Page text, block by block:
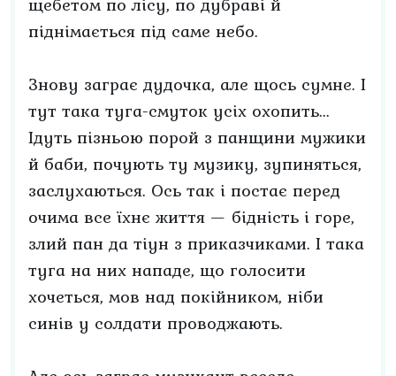
піднімається під саме небо.
Знову заграє дудочка, але щось сумне. І
тут така туга-смуток усіх охопить...
Ідуть пізньою порой з панщини мужики
й баби, почують ту музику, зупиняться,
заслухаються. Ось так і постає перед
очима все їхнє життя — бідність і горе,
злий пан да тіун з приказчиками. І така
туга на них нападе, що голосити
хочеться, мов над покійником, ніби
синів у солдати проводжають.